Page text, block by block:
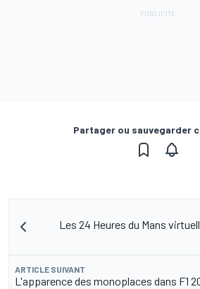
Partager ou sauvegarder
Les 24 Heures du Mans
ARTICLE SUIVANT
L'apparence des monoplaces dans F1